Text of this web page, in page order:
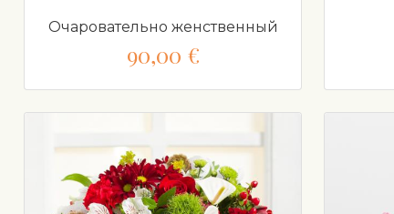
Очаровательно женственный
90,00 €